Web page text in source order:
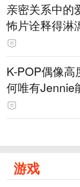
亲密关系中的
怖片诠释得淋
K-POP偶像高
何唯有Jennie
游戏